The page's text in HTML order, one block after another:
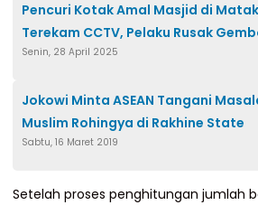
Pencuri Kotak Amal Masjid di
Terekam CCTV, Pelaku Rusak
Senin, 28 April 2025
Jokowi Minta ASEAN Tangani
Muslim Rohingya di Rakhine State
Sabtu, 16 Maret 2019
Setelah proses penghitungan jumlah